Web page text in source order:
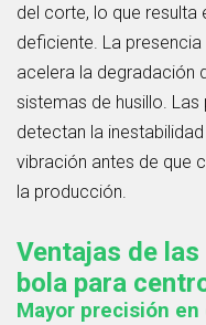
del corte, lo que resulta
deficiente. La
acelera la degradación
sistemas de husillo.
detectan la
vibración antes de que
la producción.
Ventajas de
bola para
Mayor precisión